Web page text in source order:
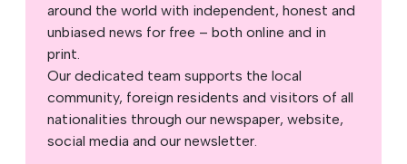
around the world with independent, honest and
unbiased news for free – both online and in
print.
Our dedicated team supports the local
community, foreign residents and visitors of all
nationalities through our newspaper, website,
social media and our newsletter.